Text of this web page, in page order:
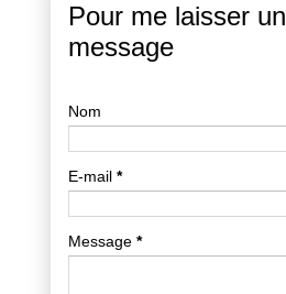
Pour me laisser un
message
Nom
E-mail *
Message *